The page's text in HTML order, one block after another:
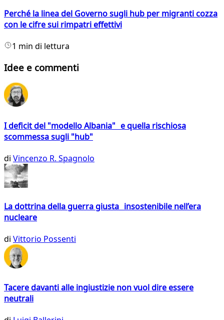
Perché la linea del Governo sugli hub per migranti cozza
con le cifre sui rimpatri effettivi
1 min di lettura
Idee e commenti
I deficit del "modello Albania" e quella rischiosa
scommessa sugli "hub"
di Vincenzo R. Spagnolo
La dottrina della guerra giusta insostenibile nell’era
nucleare
di Vittorio Possenti
Tacere davanti alle ingiustizie non vuol dire essere
neutrali